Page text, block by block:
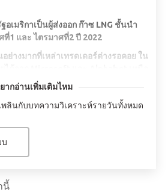
อเมริกาเป็นผู้ส่งออก ก๊าซ LNG ชั้นนำ
1 และ ไตรมาศที่2 ปี 2022
ย่างมากที่เหล่าเทรดเดอร์ต่างรอคอย ใน
วามเกรงกลัวของภาวะเศรษฐกิจถดถอย
รกลางสหรัฐ มีแนวโน้มที่จะขึ้นอัตรา
รายงานผลประกอบการของบริษัท
มนตัมขาลงใน Wall Street ในขณะที่ไป
ากอ่านเพิ่มเติมไหม
พลินกับบทความวิเคราะห์รายวันทั้งหมด
บ
นี้